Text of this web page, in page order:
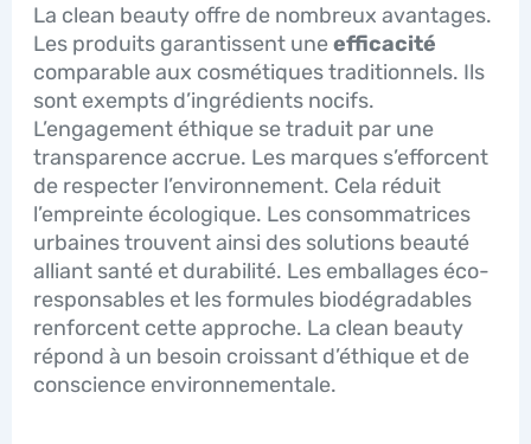
La clean beauty offre de nombreux avantages.
Les produits garantissent uneefficacité
comparable aux cosmétiques traditionnels. Ils
sont exempts d’ingrédients nocifs.
L’engagement éthique se traduit par une
transparence accrue. Les marques s’efforcent
de respecter l’environnement. Cela réduit
l’empreinte écologique. Les consommatrices
urbaines trouvent ainsi des solutions beauté
alliant santé et durabilité. Les emballages éco-
responsables et les formules biodégradables
renforcent cette approche. La clean beauty
répond à un besoin croissant d’éthique et de
conscience environnementale.